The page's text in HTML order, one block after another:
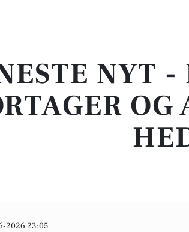
NYT
2026 23:05